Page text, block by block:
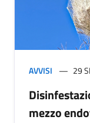
AVVISI 29
mezzo